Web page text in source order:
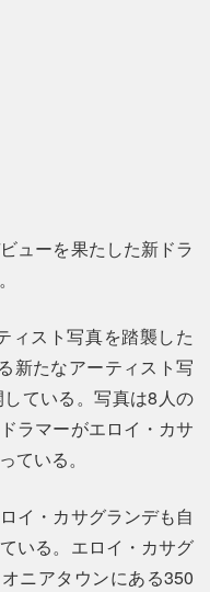
ューを果たした新ドラ
ィスト写真を踏襲した
新たなアーティスト写
ている。写真は8人の
ラマーがエロイ・カサ
ている。
イ・カサグランデも自
いる。エロイ・カサグ
ニアタウンにある350